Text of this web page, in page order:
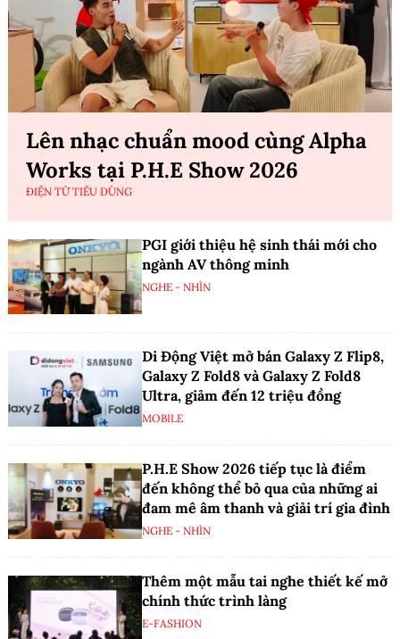
Lên nhạc chuẩn mood cùng Alpha
Works tại P.H.E Show 2026
ĐIỆN TỬ TIÊU DÙNG
PGI giới thiệu hệ sinh thái mới cho
ngành AV thông minh
NGHE - NHÌN
Di Động Việt mở bán Galaxy Z Flip8,
Galaxy Z Fold8 và Galaxy Z Fold8
Ultra, giảm đến 12 triệu đồng
MOBILE
P.H.E Show 2026 tiếp tục là điểm
đến không thể bỏ qua của những ai
đam mê âm thanh và giải trí gia đình
NGHE - NHÌN
Thêm một mẫu tai nghe thiết kế mở
chính thức trình làng
E-FASHION